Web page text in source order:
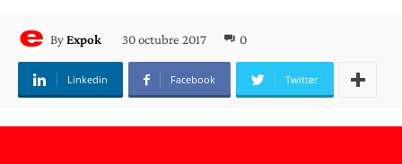
ByExpok 30 octubre 2017 0
Linkedin Facebook Twitter